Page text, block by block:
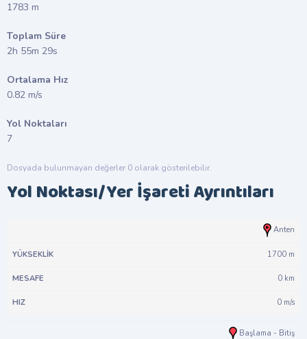
1783 m
Toplam Süre
2h 55m 29s
Ortalama Hız
0.82 m/s
Yol Noktaları
7
Dosyada bulunmayan değerler 0 olarak gösterilebilir.
Yol Noktası/Yer İşareti Ayrıntıları
Anten
1700 m
0 km
0 m/s
Başlama - Bitiş